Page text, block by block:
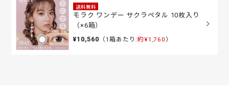
送料無料
モラク ワンデー サクラペタル 10枚入り
（×6箱）
¥10,560 （1箱あたり:約¥1,760 ）